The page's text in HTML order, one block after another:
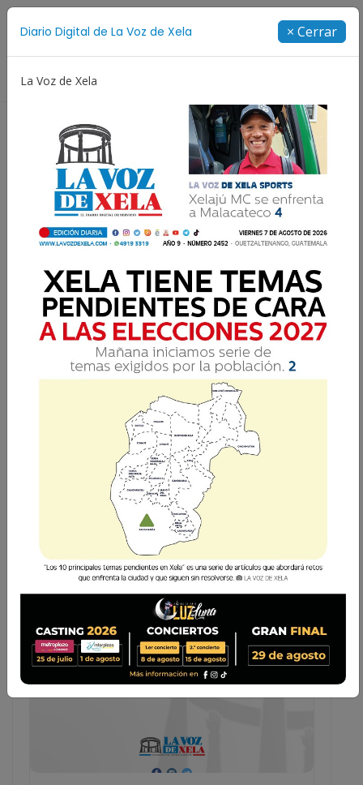
Diario Digital de La Voz de Xela × Cerrar
La Voz de Xela
LOS INFLUYENTES
El valor de la perseverancia
P. Orlando Pérez 4 Noviembre 2017 17:54